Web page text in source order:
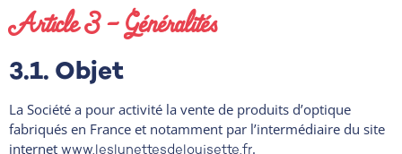
Article 3 – Généralités
3.1. Objet
La Société a pour activité la vente de produits d’optique
fabriqués en France et notamment par l’intermédiaire du site
internet www.leslunettesdelouisette.fr.